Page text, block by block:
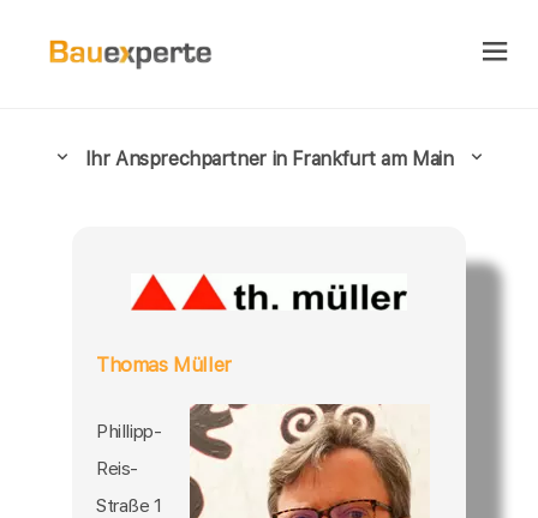
Ihr Ansprechpartner in Frankfurt am Main
Thomas Müller
Phillipp-
Reis-
Straße 1